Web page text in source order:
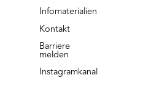
Infomaterialien
Kontakt
Barriere
melden
Instagramkanal